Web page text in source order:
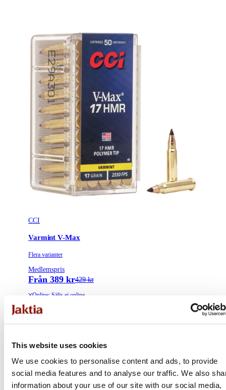
This website uses cookies
We use cookies to personalise content and ads, to provide
social media features and to analyse our traffic. We also
information about your use of our site with our social media,
CCI
Varmint V-Max
Flera varianter
Medlemspris
Från 389 kr429 kr
Online: Säljs ej online